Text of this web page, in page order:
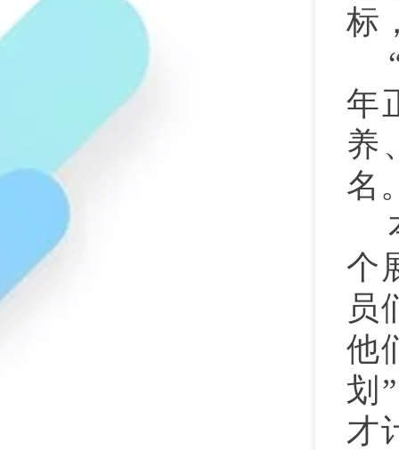
标
年
养
名
个
员
他
划
才